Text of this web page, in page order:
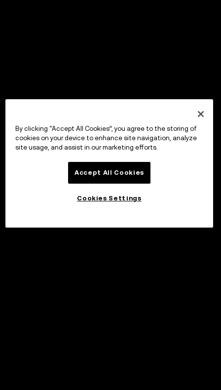
By clicking “Accept All Cookies”, you agree to the storing of
cookies on your device to enhance site navigation, analyze
site usage, and assist in our marketing efforts.
Accept All Cookies
Cookies Settings